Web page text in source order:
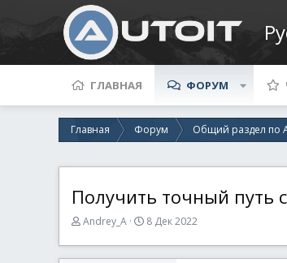
ГЛАВНАЯ ФОРУМ
Главная Форум Общий раздел по
Получить точный путь
А
т
Andrey_A
Д
т
8 Дек 2022